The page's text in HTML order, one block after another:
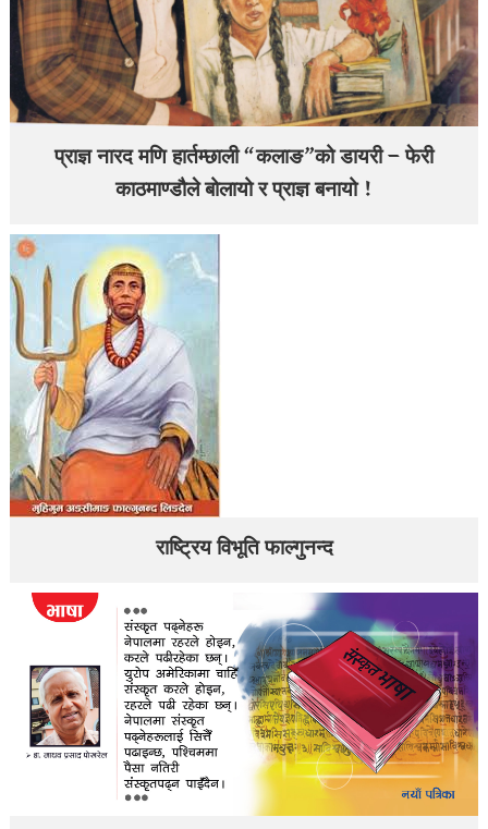
प्राज्ञ नारद मणि हार्तम्छाली “कलाङ”को डायरी – फेरी
काठमाण्डौले बोलायो र प्राज्ञ बनायो !
राष्ट्रिय विभूति फाल्गुनन्द